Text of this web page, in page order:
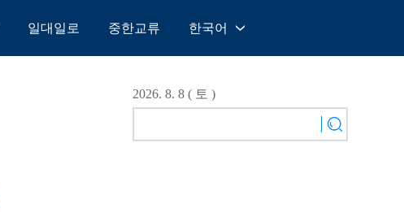
일대일로 중한교류 한국어
English
Español
2026. 8. 8 ( 토 )